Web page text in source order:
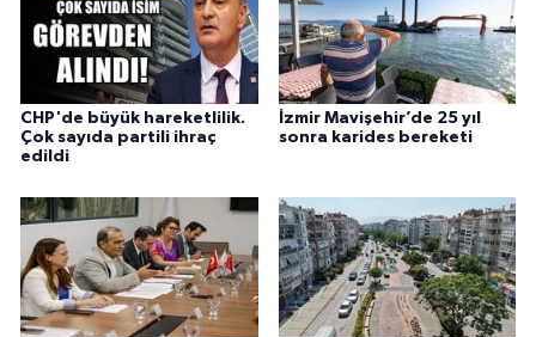
CHP'de büyük hareketlilik.
Çok sayıda partili ihraç
edildi
İzmir Mavişehir’de 25 yıl
sonra karides bereketi